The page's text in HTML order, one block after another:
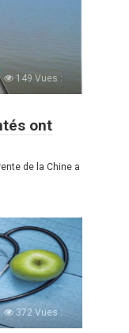
149 Vues :
ont
de la Chine a
372 Vues :